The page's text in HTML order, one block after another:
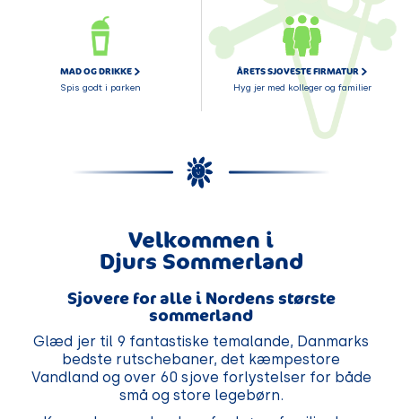
MAD OG DRIKKE
Spis godt i parken
ÅRETS SJOVESTE FIRMATUR
Hyg jer med kolleger og familier
Velkommen i
Djurs Sommerland
Sjovere for alle i Nordens største
sommerland
Glæd jer til 9 fantastiske temalande, Danmarks
bedste rutschebaner, det kæmpestore
Vandland og over 60 sjove forlystelser for både
små og store legebørn.